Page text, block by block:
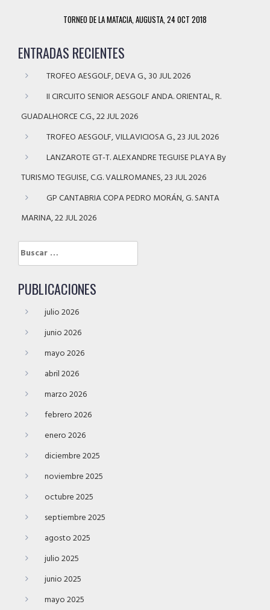
TORNEO DE LA MATACIA, AUGUSTA, 24 OCT 2018
ENTRADAS RECIENTES
TROFEO AESGOLF, DEVA G., 30 JUL 2026
II CIRCUITO SENIOR AESGOLF ANDA. ORIENTAL, R.
GUADALHORCE C.G., 22 JUL 2026
TROFEO AESGOLF, VILLAVICIOSA G., 23 JUL 2026
LANZAROTE GT-T. ALEXANDRE TEGUISE PLAYA By
TURISMO TEGUISE, C.G. VALLROMANES, 23 JUL 2026
GP CANTABRIA COPA PEDRO MORÁN, G. SANTA
MARINA, 22 JUL 2026
Buscar:
PUBLICACIONES
julio 2026
junio 2026
mayo 2026
abril 2026
marzo 2026
febrero 2026
enero 2026
diciembre 2025
noviembre 2025
octubre 2025
septiembre 2025
agosto 2025
julio 2025
junio 2025
mayo 2025